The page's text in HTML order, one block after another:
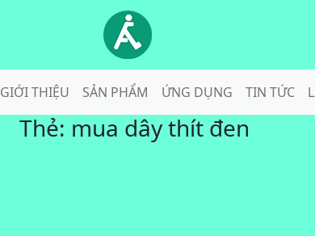
GIỚI THIỆU SẢN PHẨM ỨNG DỤNG TIN TỨC
Thẻ: mua dây thít đen